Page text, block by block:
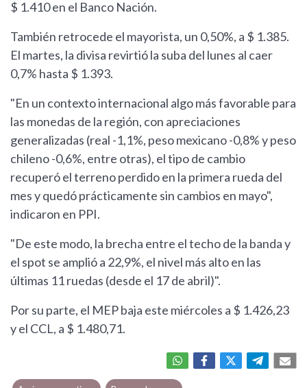
$ 1.410 en el Banco Nación.
También retrocede el mayorista, un 0,50%, a $ 1.385.
El martes, la divisa revirtió la suba del lunes al caer
0,7% hasta $ 1.393.
"En un contexto internacional algo más favorable para
las monedas de la región, con apreciaciones
generalizadas (real -1,1%, peso mexicano -0,8% y peso
chileno -0,6%, entre otras), el tipo de cambio
recuperó el terreno perdido en la primera rueda del
mes y quedó prácticamente sin cambios en mayo",
indicaron en PPI.
"De este modo, la brecha entre el techo de la banda y
el spot se amplió a 22,9%, el nivel más alto en las
últimas 11 ruedas (desde el 17 de abril)".
Por su parte, el MEP baja este miércoles a $ 1.426,23
y el CCL, a $ 1.480,71.